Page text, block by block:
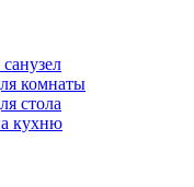
комнаты
стола
кухню